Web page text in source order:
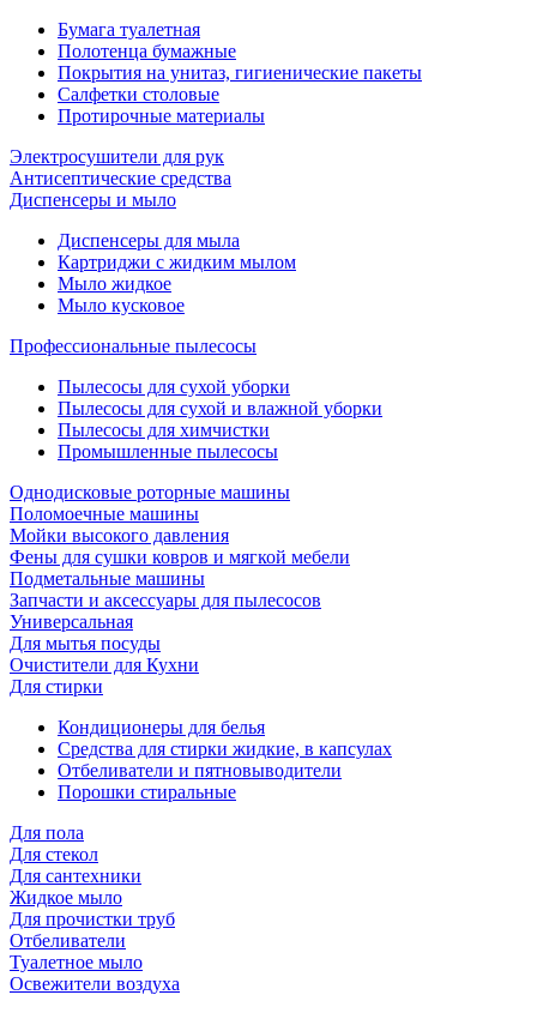
Бумага туалетная
Полотенца бумажные
Покрытия на унитаз, гигиенические пакеты
Салфетки столовые
Протирочные материалы
Электросушители для рук
Антисептические средства
Диспенсеры и мыло
Диспенсеры для мыла
Картриджи с жидким мылом
Мыло жидкое
Мыло кусковое
Профессиональные пылесосы
Пылесосы для сухой уборки
Пылесосы для сухой и влажной уборки
Пылесосы для химчистки
Промышленные пылесосы
Однодисковые роторные машины
Поломоечные машины
Мойки высокого давления
Фены для сушки ковров и мягкой мебели
Подметальные машины
Запчасти и аксессуары для пылесосов
Универсальная
Для мытья посуды
Очиcтители для Кухни
Для стирки
Кондиционеры для белья
Средства для стирки жидкие, в капсулах
Отбеливатели и пятновыводители
Порошки стиральные
Для пола
Для стекол
Для сантехники
Жидкое мыло
Для прочистки труб
Отбеливатели
Туалетное мыло
Освежители воздуха